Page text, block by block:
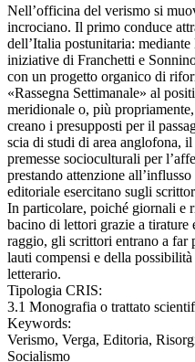
Nell’officina del verismo si
incrociano. Il primo conduce
dell’Italia postunitaria:
iniziative di Franchetti e
con un progetto organico di
«Rassegna Settimanale» al
meridionale o, più
creano i presupposti per il
scia di studi di area anglofona,
premesse socioculturali per
prestando attenzione
editoriale esercitano sugli
In particolare, poiché giornali e
bacino di lettori grazie a tirature
raggio, gli scrittori entrano a far
lauti compensi e della
letterario.
Tipologia CRIS:
3.1 Monografia o trattato
Keywords:
Verismo, Verga, Editoria,
Socialismo